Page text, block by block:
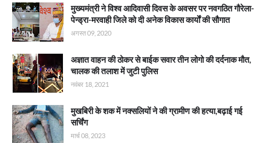
मुख्यमंत्री ने विश्व आदिवासी दिवस के अवसर पर नवगठित गौरेला-
पेन्ड्रा-मरवाही जिले को दी अनेक विकास कार्याें की सौगात
अगस्त 09, 2020
अज्ञात वाहन की ठोकर से बाईक सवार तीन लोगो की दर्दनाक मौत,
चालक की तलाश में जुटी पुलिस
नवंबर 18, 2021
मुखबिरी के शक में नक्सलियों ने की ग्रामीण की हत्या,बढ़ाई गई
सर्चिंग
मार्च 08, 2023